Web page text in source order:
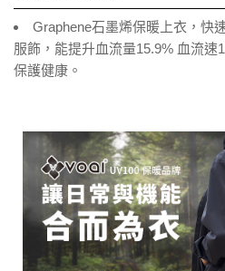
Graphene石墨烯保暖上衣，快
服飾，能提升血流量15.9% 血流速
保護健康。